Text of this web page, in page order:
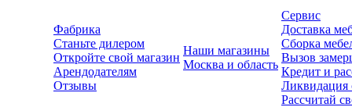
Фабрика
Станьте дилером
Откройте свой магазин
Арендодателям
Отзывы
Наши магазины
Москва и область
Сервис
Доставка
Сборка
Вызов
Кредит и
Ликвидация
Рассчитай